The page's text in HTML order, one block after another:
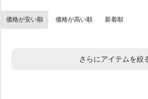
価格が安い順 価格が高い順 新着順
さらにアイテムを絞